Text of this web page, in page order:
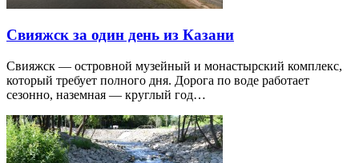
Свияжск за один день из Казани
Свияжск — островной музейный и монастырский комплекс,
который требует полного дня. Дорога по воде работает
сезонно, наземная — круглый год…